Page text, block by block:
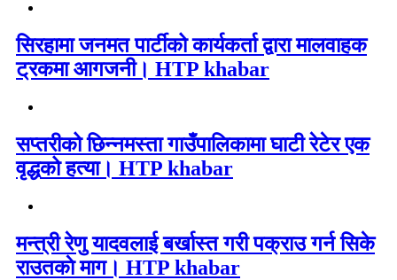
सिरहामा जनमत पार्टीको कार्यकर्ता द्वारा मालवाहक
ट्रकमा आगजनी। HTP khabar
सप्तरीको छिन्नमस्ता गाउँपालिकामा घाटी रेटेर एक
वृद्धको हत्या। HTP khabar
मन्त्री रेणु यादवलाई बर्खास्त गरी पक्राउ गर्न सिके
राउतकाे माग। HTP khabar